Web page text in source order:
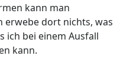
kann man
erwebe dort nichts, was
ich bei einem Ausfall
kann.